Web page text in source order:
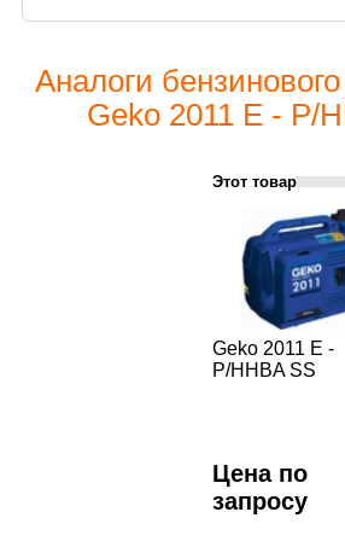
Аналоги
Geko 2011 E - P/
Этот товар
Geko 2011 E -
P/HHBA SS
Цена по
запросу